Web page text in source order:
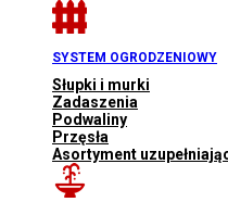
SYSTEM OGRODZENIOWY
Słupki i murki
Zadaszenia
Podwaliny
Przęsła
Asortyment